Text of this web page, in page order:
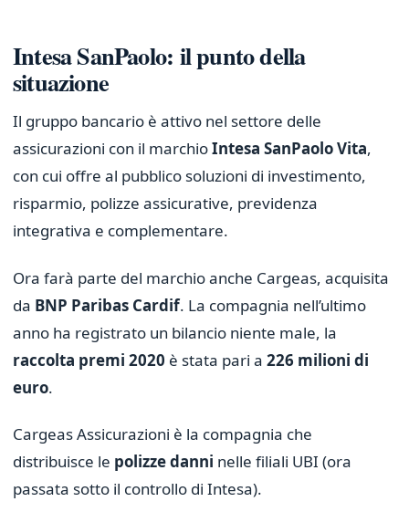
Intesa SanPaolo: il punto della
situazione
Il gruppo bancario è attivo nel settore delle
assicurazioni con il marchioIntesa SanPaolo Vita,
con cui offre al pubblico soluzioni di investimento,
risparmio, polizze assicurative, previdenza
integrativa e complementare.
Ora farà parte del marchio anche Cargeas, acquisita
da BNP Paribas Cardif. La compagnia nell’ultimo
anno ha registrato un bilancio niente male, la
raccolta premi 2020 è stata pari a 226 milioni di
euro.
Cargeas Assicurazioni è la compagnia che
distribuisce le polizze danni nelle filiali UBI (ora
passata sotto il controllo di Intesa).